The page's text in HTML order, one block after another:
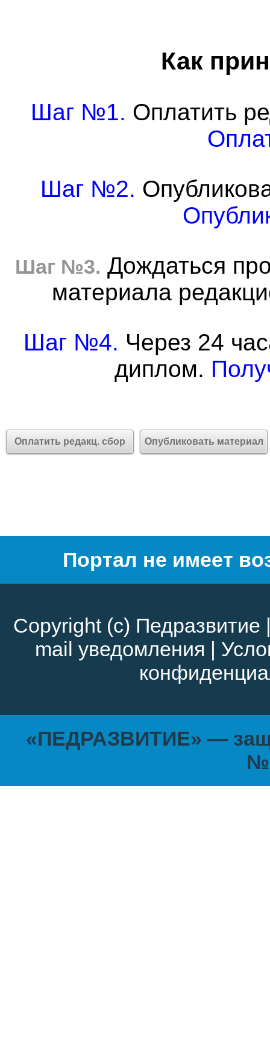
Как
Шаг №1. Оплатить
Шаг №2.
Шаг №3. Дождаться
материала
Шаг №4. Через 24
диплом.
Оплатить редакц. сбор Опубликовать материал
Портал не имеет
Copyright (c) Педразвитие
mail уведомления |
«ПЕДРАЗВИТИЕ» —